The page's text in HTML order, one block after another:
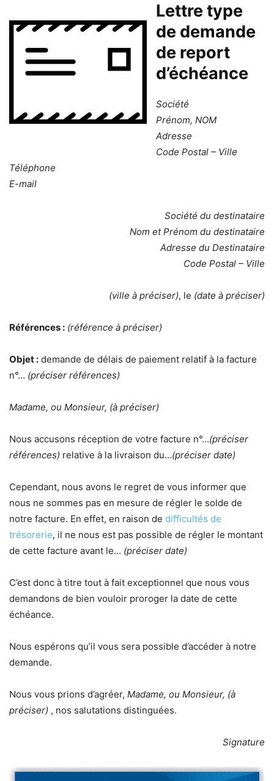
Lettre type
de demande
de report
d’échéance
Société
Prénom, NOM
Adresse
Code Postal – Ville
Téléphone
E-mail
Société du destinataire
Nom et Prénom du destinataire
Adresse du Destinataire
Code Postal – Ville
(ville à préciser), le (date à préciser)
Références : (référence à préciser)
Objet : demande de délais de paiement relatif à la facture
n°… (préciser références)
Madame, ou Monsieur, (à préciser)
Nous accusons réception de votre facture n°…(préciser
références) relative à la livraison du…(préciser date)
Cependant, nous avons le regret de vous informer que
nous ne sommes pas en mesure de régler le solde de
notre facture. En effet, en raison de difficultés de
trésorerie, il ne nous est pas possible de régler le montant
de cette facture avant le… (préciser date)
C’est donc à titre tout à fait exceptionnel que nous vous
demandons de bien vouloir proroger la date de cette
échéance.
Nous espérons qu’il vous sera possible d’accéder à notre
demande.
Nous vous prions d’agréer, Madame, ou Monsieur, (à
préciser) , nos salutations distinguées.
Signature